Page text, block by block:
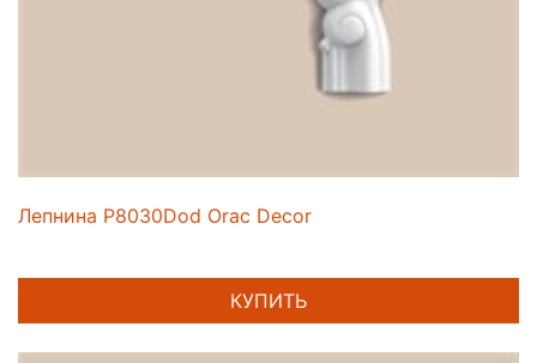
Лепнина P8030Dod Orac Decor
КУПИТЬ